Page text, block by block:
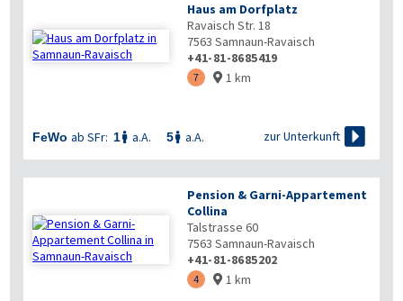
Haus am Dorfplatz
Ravaisch Str. 18
7563 Samnaun-Ravaisch
+41-81-8685419
7  1 km
FeWo ab SFr: 1 a.A. 5 a.A. zur Unterkunft 
Pension & Garni-Appartement
Collina
Talstrasse 60
7563 Samnaun-Ravaisch
+41-81-8685202
4  1 km